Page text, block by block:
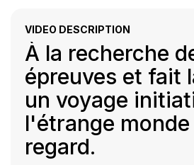
VIDEO DESCRIPTION
À la recherche
épreuves et fait
un voyage
l'étrange
regard.